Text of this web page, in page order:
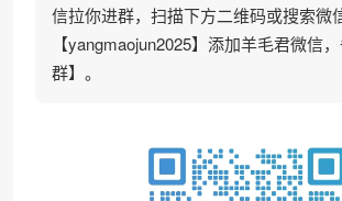
信拉你进群，扫描下方二维码或搜索微
【yangmaojun2025】添加羊毛君微信
群】。